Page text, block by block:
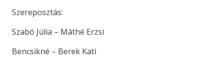
Szereposztás:
Szabó Júlia – Máthé Erzsi
Bencsikné – Berek Kati